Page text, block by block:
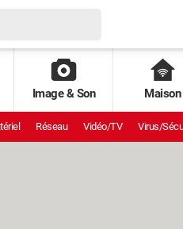
Image & Son Maison
Réseau Vidéo/TV Virus/